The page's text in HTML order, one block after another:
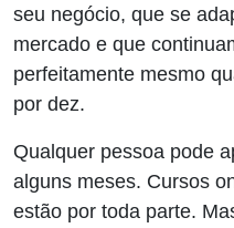
seu negócio, que se
mercado e que
perfeitamente mesmo
por dez.
Qualquer pessoa pode
alguns meses. Cursos
estão por toda parte.